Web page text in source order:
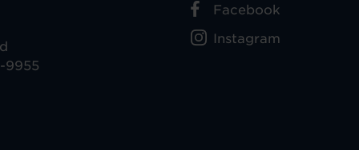
9955
Facebook
Instagram